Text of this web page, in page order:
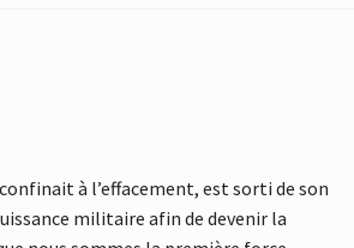
à l’effacement, est sorti de son
militaire afin de devenir la